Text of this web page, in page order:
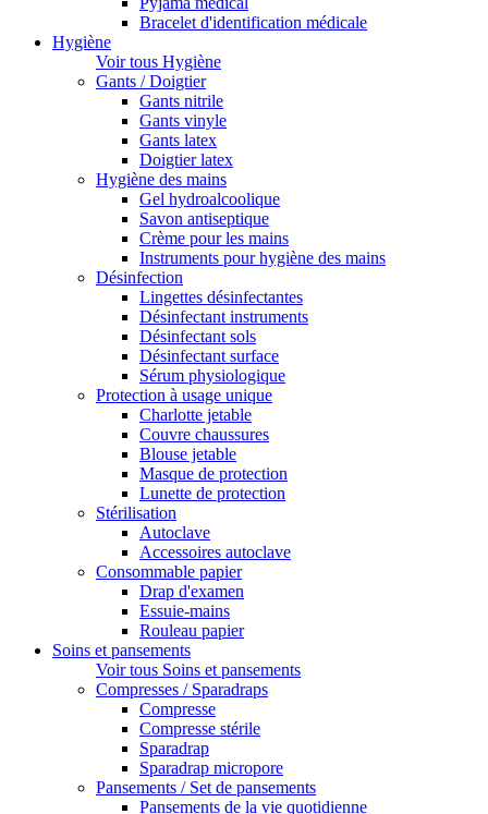
Bracelet d'identification médicale
Hygiène
Voir tous Hygiène
Gants / Doigtier
Gants nitrile
Gants vinyle
Gants latex
Doigtier latex
Hygiène des mains
Gel hydroalcoolique
Savon antiseptique
Crème pour les mains
Instruments pour hygiène des mains
Désinfection
Lingettes désinfectantes
Désinfectant instruments
Désinfectant sols
Désinfectant surface
Sérum physiologique
Protection à usage unique
Charlotte jetable
Couvre chaussures
Blouse jetable
Masque de protection
Lunette de protection
Stérilisation
Autoclave
Accessoires autoclave
Consommable papier
Drap d'examen
Essuie-mains
Rouleau papier
Soins et pansements
Voir tous Soins et pansements
Compresses / Sparadraps
Compresse
Compresse stérile
Sparadrap
Sparadrap micropore
Pansements / Set de pansements
Pansements de la vie quotidienne